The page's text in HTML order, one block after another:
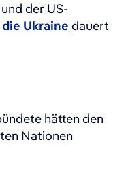
der US-
Ukraine dauert
hätten den
Nationen